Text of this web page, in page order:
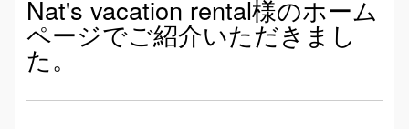
Nat's vacation rental様のホーム
ページでご紹介いただきまし
た。